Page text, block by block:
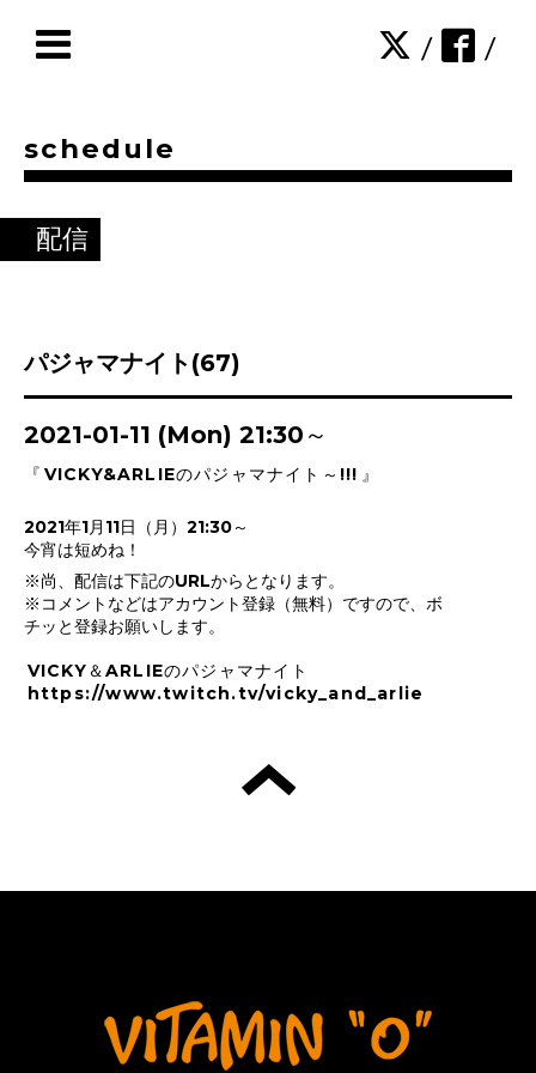
/ /
schedule
配信
パジャマナイト(67)
2021-01-11 (Mon) 21:30～
『 VICKY&ARLIEのパジャマナイト～!!! 』
2021年1月11日（月）21:30～
今宵は短めね！
※尚、配信は下記のURLからとなります。
※コメントなどはアカウント登録（無料）ですので、ボ
チッと登録お願いします。
VICKY＆ARLIEのパジャマナイト
https://www.twitch.tv/vicky_and_arlie